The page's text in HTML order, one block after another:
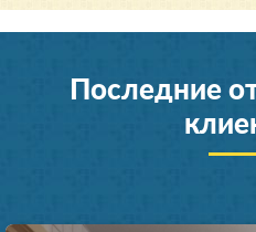
Последние